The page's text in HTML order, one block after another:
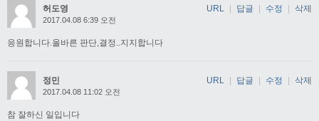
허도영
2017.04.08 6:39 오전
응원합니다.올바른 판단,결정..지지합니다
URL 답글 수정 삭제
정민
2017.04.08 11:02 오전
참 잘하신 일입니다
URL 답글 수정 삭제